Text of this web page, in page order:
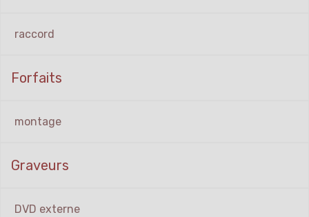
raccord
Forfaits
montage
Graveurs
DVD externe